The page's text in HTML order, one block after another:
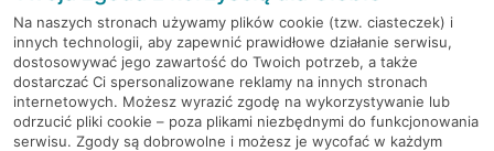
Warszawa, Domaniewska
42
Bankomat (Planet
Cash)
Warszawa, Domaniewska
52
Bankomat (Planet
Cash)
Na naszych stronach używamy plików cookie (tzw. ciasteczek) i
innych technologii, aby zapewnić prawidłowe działanie serwisu,
dostosowywać jego zawartość do Twoich potrzeb, a także
dostarczać Ci spersonalizowane reklamy na innych stronach
internetowych. Możesz wyrazić zgodę na wykorzystywanie lub
odrzucić pliki cookie – poza plikami niezbędnymi do funkcjonowania
serwisu. Zgody są dobrowolne i możesz je wycofać w każdym